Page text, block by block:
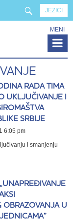
JEZICI
MENI
RADA TIMA
UKLJUČIVANJE I
SRBIJE
6:05 pm
i smanjenju
OBRAZOVANJA U